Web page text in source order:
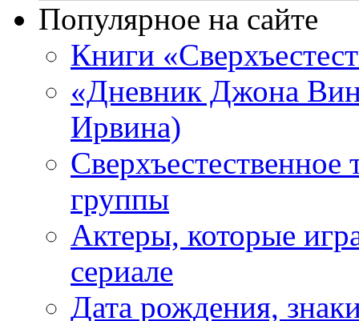
Популярное на сайте
Книги
«Дневник Джона
Ирвина)
Сверхъестественное
группы
Актеры, которые
сериале
Дата рождения,